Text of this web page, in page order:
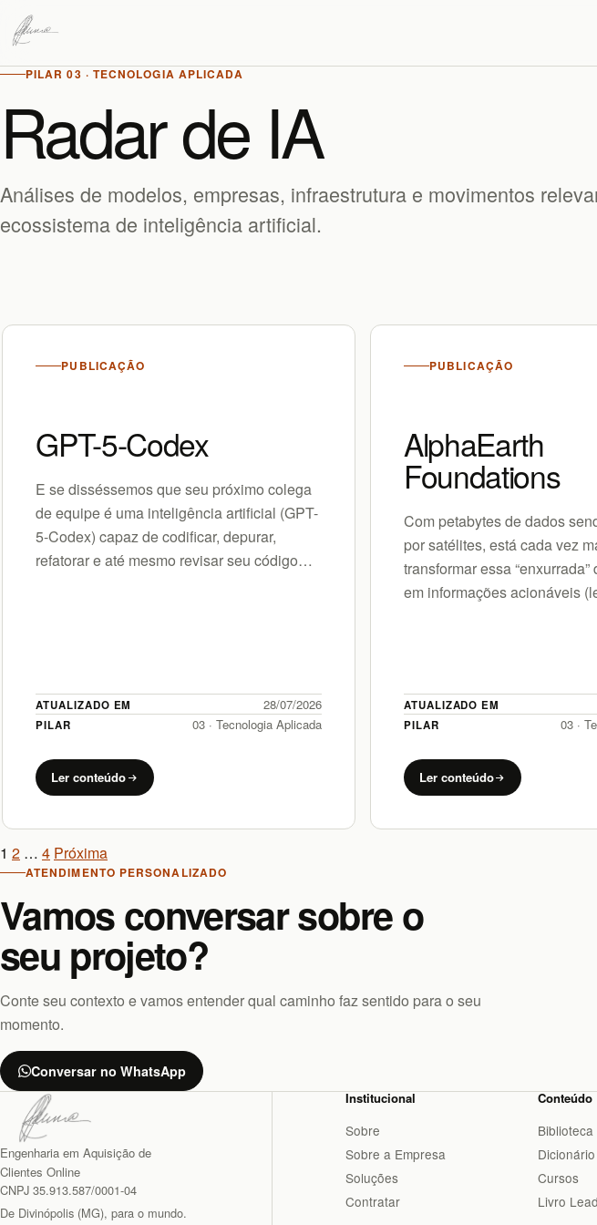
PILAR 03 · TECNOLOGIA APLICADA
Radar de IA
Análises de modelos, empresas, infraestrutura e movimentos
ecossistema de inteligência artificial.
PUBLICAÇÃO
GPT-5-Codex
E se disséssemos que seu próximo colega
de equipe é uma inteligência artificial (GPT-
5-Codex) capaz de codificar, depurar,
refatorar e até mesmo revisar seu código
ATUALIZADO EM 28/07/2026
PILAR 03 · Tecnologia Aplicada
Ler conteúdo
PUBLICAÇÃO
AlphaEarth
Foundations
Com petabytes de dados
por satélites, está cada vez
transformar essa
em informações acionáveis
ATUALIZADO EM
PILAR 03 ·
Ler conteúdo
Navegação
de
publicações
1 2 … 4 Próxima
ATENDIMENTO PERSONALIZADO
Vamos conversar sobre o
seu projeto?
Conte seu contexto e vamos entender qual caminho faz sentido para o seu
momento.
Conversar no WhatsApp
Engenharia em Aquisição de
Clientes Online
CNPJ 35.913.587/0001-04
De Divinópolis (MG), para o mundo.
Institucional
Sobre
Sobre a Empresa
Soluções
Contratar
Conteúdo
Biblioteca
Dicionário
Cursos
Livro